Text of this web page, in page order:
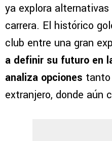
ya explora
carrera. El histórico
club entre una gran
a definir su futuro en
analiza opciones
extranjero, donde aún